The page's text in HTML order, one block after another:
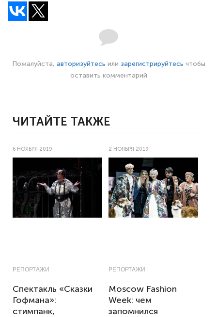
Пожалуйста, авторизуйтесь или зарегистрируйтесь чтобы
оставить комментарий
ЧИТАЙТЕ ТАКЖЕ
6 НОЯБРЯ 2019
РЕПОРТАЖИ
Спектакль «Сказки
Гофмана»:
стимпанк,
2 НОЯБРЯ 2019
РЕПОРТАЖИ
Moscow Fashion
Week: чем
запомнился